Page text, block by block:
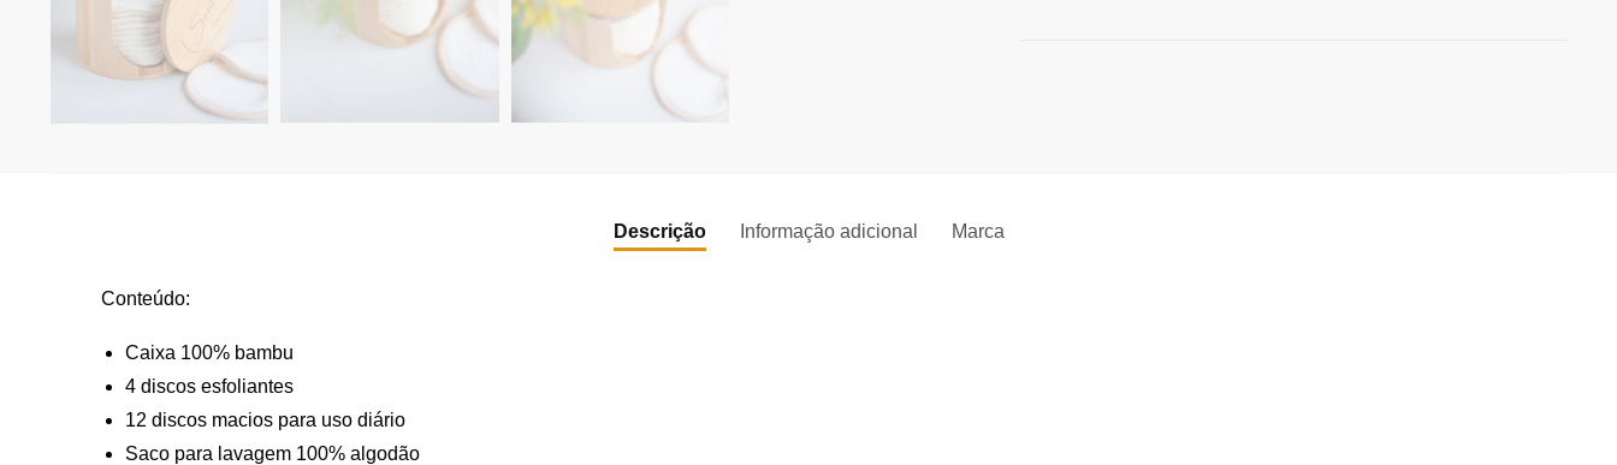
Descrição Informação adicional Marca
Conteúdo:
Caixa 100% bambu
4 discos esfoliantes
12 discos macios para uso diário
Saco para lavagem 100% algodão